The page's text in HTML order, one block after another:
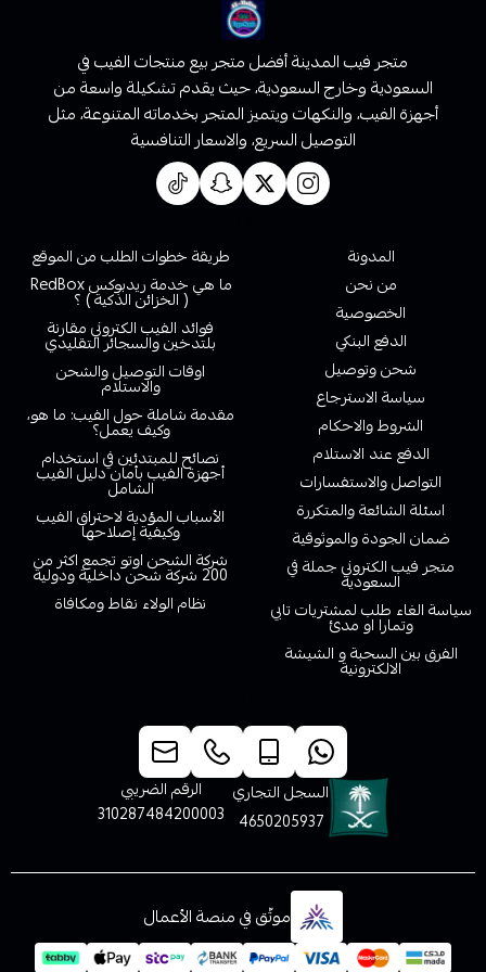
متجر فيب المدينة أفضل متجر بيع منتجات الفيب في
السعودية وخارج السعودية، حيث يقدم تشكيلة واسعة من
أجهزة الفيب، والنكهات ويتميز المتجر بخدماته المتنوعة، مثل
التوصيل السريع، والاسعار التنافسية
المدونة
من نحن
الخصوصية
الدفع البنكي
شحن وتوصيل
سياسة الاسترجاع
الشروط والاحكام
الدفع عند الاستلام
التواصل والاستفسارات
اسئلة الشائعة والمتكررة
ضمان الجودة والموثوقية
متجر فيب الكتروني جملة في
السعودية
سياسة الغاء طلب لمشتريات تابي
وتمارا او مدئ
الفرق بين السحبة و الشيشة
الالكترونية
طريقة خطوات الطلب من الموقع
ما هي خدمة ريدبوكس RedBox
( الخزائن الذكية ) ؟
فوائد الفيب الكتروني مقارنة
بلتدخين والسجائر التقليدي
اوقات التوصيل والشحن
والاستلام
مقدمة شاملة حول الفيب: ما هو،
وكيف يعمل؟
نصائح للمبتدئين في استخدام
أجهزة الفيب بأمان دليل الفيب
الشامل
الأسباب المؤدية لاحتراق الفيب
وكيفية إصلاحها
شركة الشحن اوتو تجمع اكثر من
200 شركة شحن داخلية ودولية
نظام الولاء نقاط ومكافاة
السجل التجاري
4650205937
الرقم الضريبي
310287484200003
موثّق في منصة الأعمال